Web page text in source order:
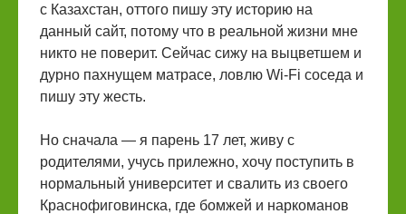
с Казахстан, оттого пишу эту историю на
данный сайт, потому что в реальной жизни мне
никто не поверит. Сейчас сижу на выцветшем и
дурно пахнущем матрасе, ловлю Wi-Fi соседа и
пишу эту жесть.
Но сначала — я парень 17 лет, живу с
родителями, учусь прилежно, хочу поступить в
нормальный университет и свалить из своего
Краснофиговинска, где бомжей и наркоманов